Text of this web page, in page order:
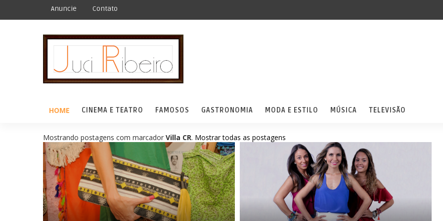
Anuncie Contato
HOME CINEMA E TEATRO FAMOSOS GASTRONOMIA MODA E ESTILO MÚSICA TELEVISÃO
Mostrando postagens com marcador Villa CR. Mostrar todas as postagens